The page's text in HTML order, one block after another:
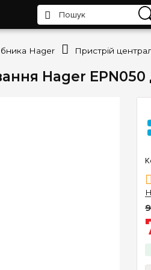
Hager
Hager